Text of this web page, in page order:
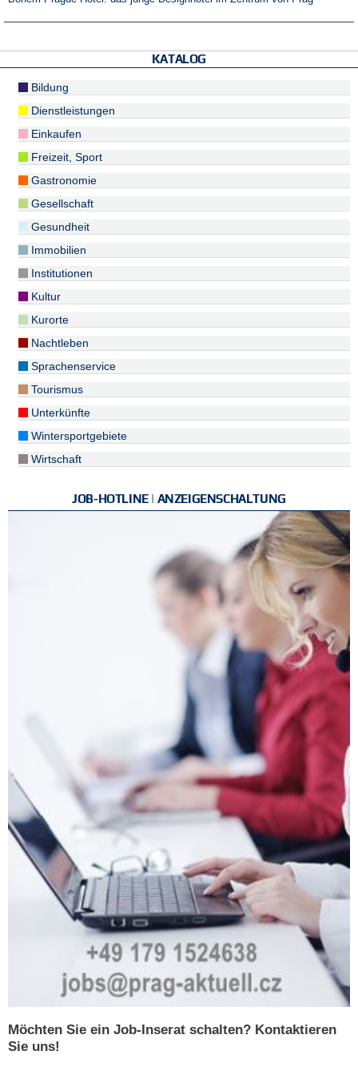
KATALOG
Bildung
Dienstleistungen
Einkaufen
Freizeit, Sport
Gastronomie
Gesellschaft
Gesundheit
Immobilien
Institutionen
Kultur
Kurorte
Nachtleben
Sprachenservice
Tourismus
Unterkünfte
Wintersportgebiete
Wirtschaft
JOB-HOTLINE | ANZEIGENSCHALTUNG
Möchten Sie ein Job-Inserat schalten? Kontaktieren
Sie uns!